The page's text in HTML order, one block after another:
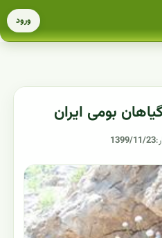
ورود
بومی ایران
1399/11/23